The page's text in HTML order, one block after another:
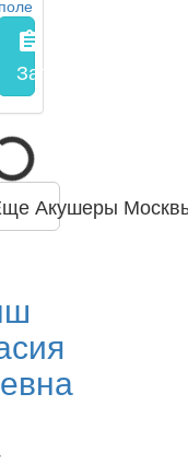
форму
assignment
Запись на прием
Акушеры